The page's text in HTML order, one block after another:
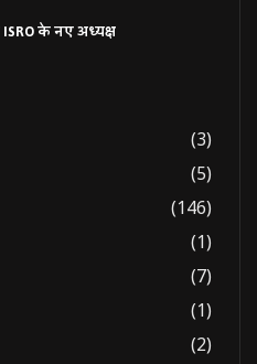
के नए अध्यक्ष
(3)
(5)
(146)
(1)
(7)
(1)
(2)